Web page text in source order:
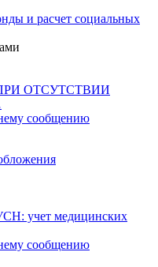
и расчет социальных
ОТСУТСТВИИ
сообщению
учет медицинских
сообщению